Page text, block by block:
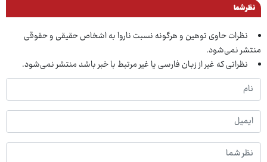
نظر شما
نظرات حاوی توهین و هرگونه نسبت ناروا به اشخاص حقیقی و حقوقی
منتشر نمی‌شود.
نظراتی که غیر از زبان فارسی یا غیر مرتبط با خبر باشد منتشر نمی‌شود.